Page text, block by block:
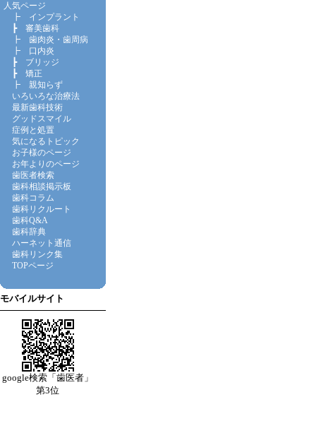
人気ページ
┣ インプラント
┣ 審美歯科
┣ 歯肉炎・歯周病
┣ 口内炎
┣ ブリッジ
┣ 矯正
┣ 親知らず
いろいろな治療法
最新歯科技術
グッドスマイル
症例と処置
気になるトピック
お子様のページ
お年よりのページ
歯医者検索
歯科相談掲示板
歯科コラム
歯科リクルート
歯科Q&A
歯科辞典
ハーネット通信
歯科リンク集
TOPページ
モバイルサイト
google検索「歯医者」
第3位